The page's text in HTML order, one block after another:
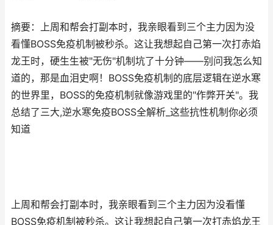
摘要：上周和帮会打副本时，我亲眼看到三个主力因为没
看懂BOSS免疫机制被秒杀。这让我想起自己第一次打赤焰
龙王时，硬生生被"无伤"机制坑了十分钟——别问我怎么知
道的，那是血泪史啊！BOSS免疫机制的底层逻辑在逆水寒
的世界里，BOSS的免疫机制就像游戏里的"作弊开关"。我
总结了三大,逆水寒免疫BOSS全解析_这些抗性机制你必须
知道
上周和帮会打副本时，我亲眼看到三个主力因为没看懂
BOSS免疫机制被秒杀。这让我想起自己第一次打赤焰龙王